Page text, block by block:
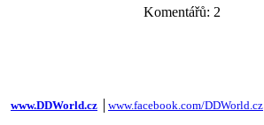
Komentářů: 2
www.DDWorld.cz www.facebook.com/DDWorld.cz